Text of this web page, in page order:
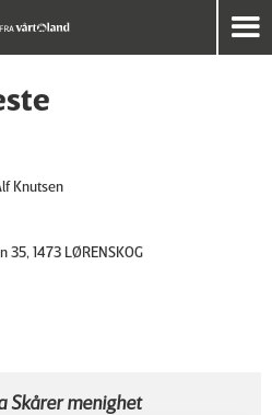
Knutsen
1473 LØRENSKOG
Skårer menighet